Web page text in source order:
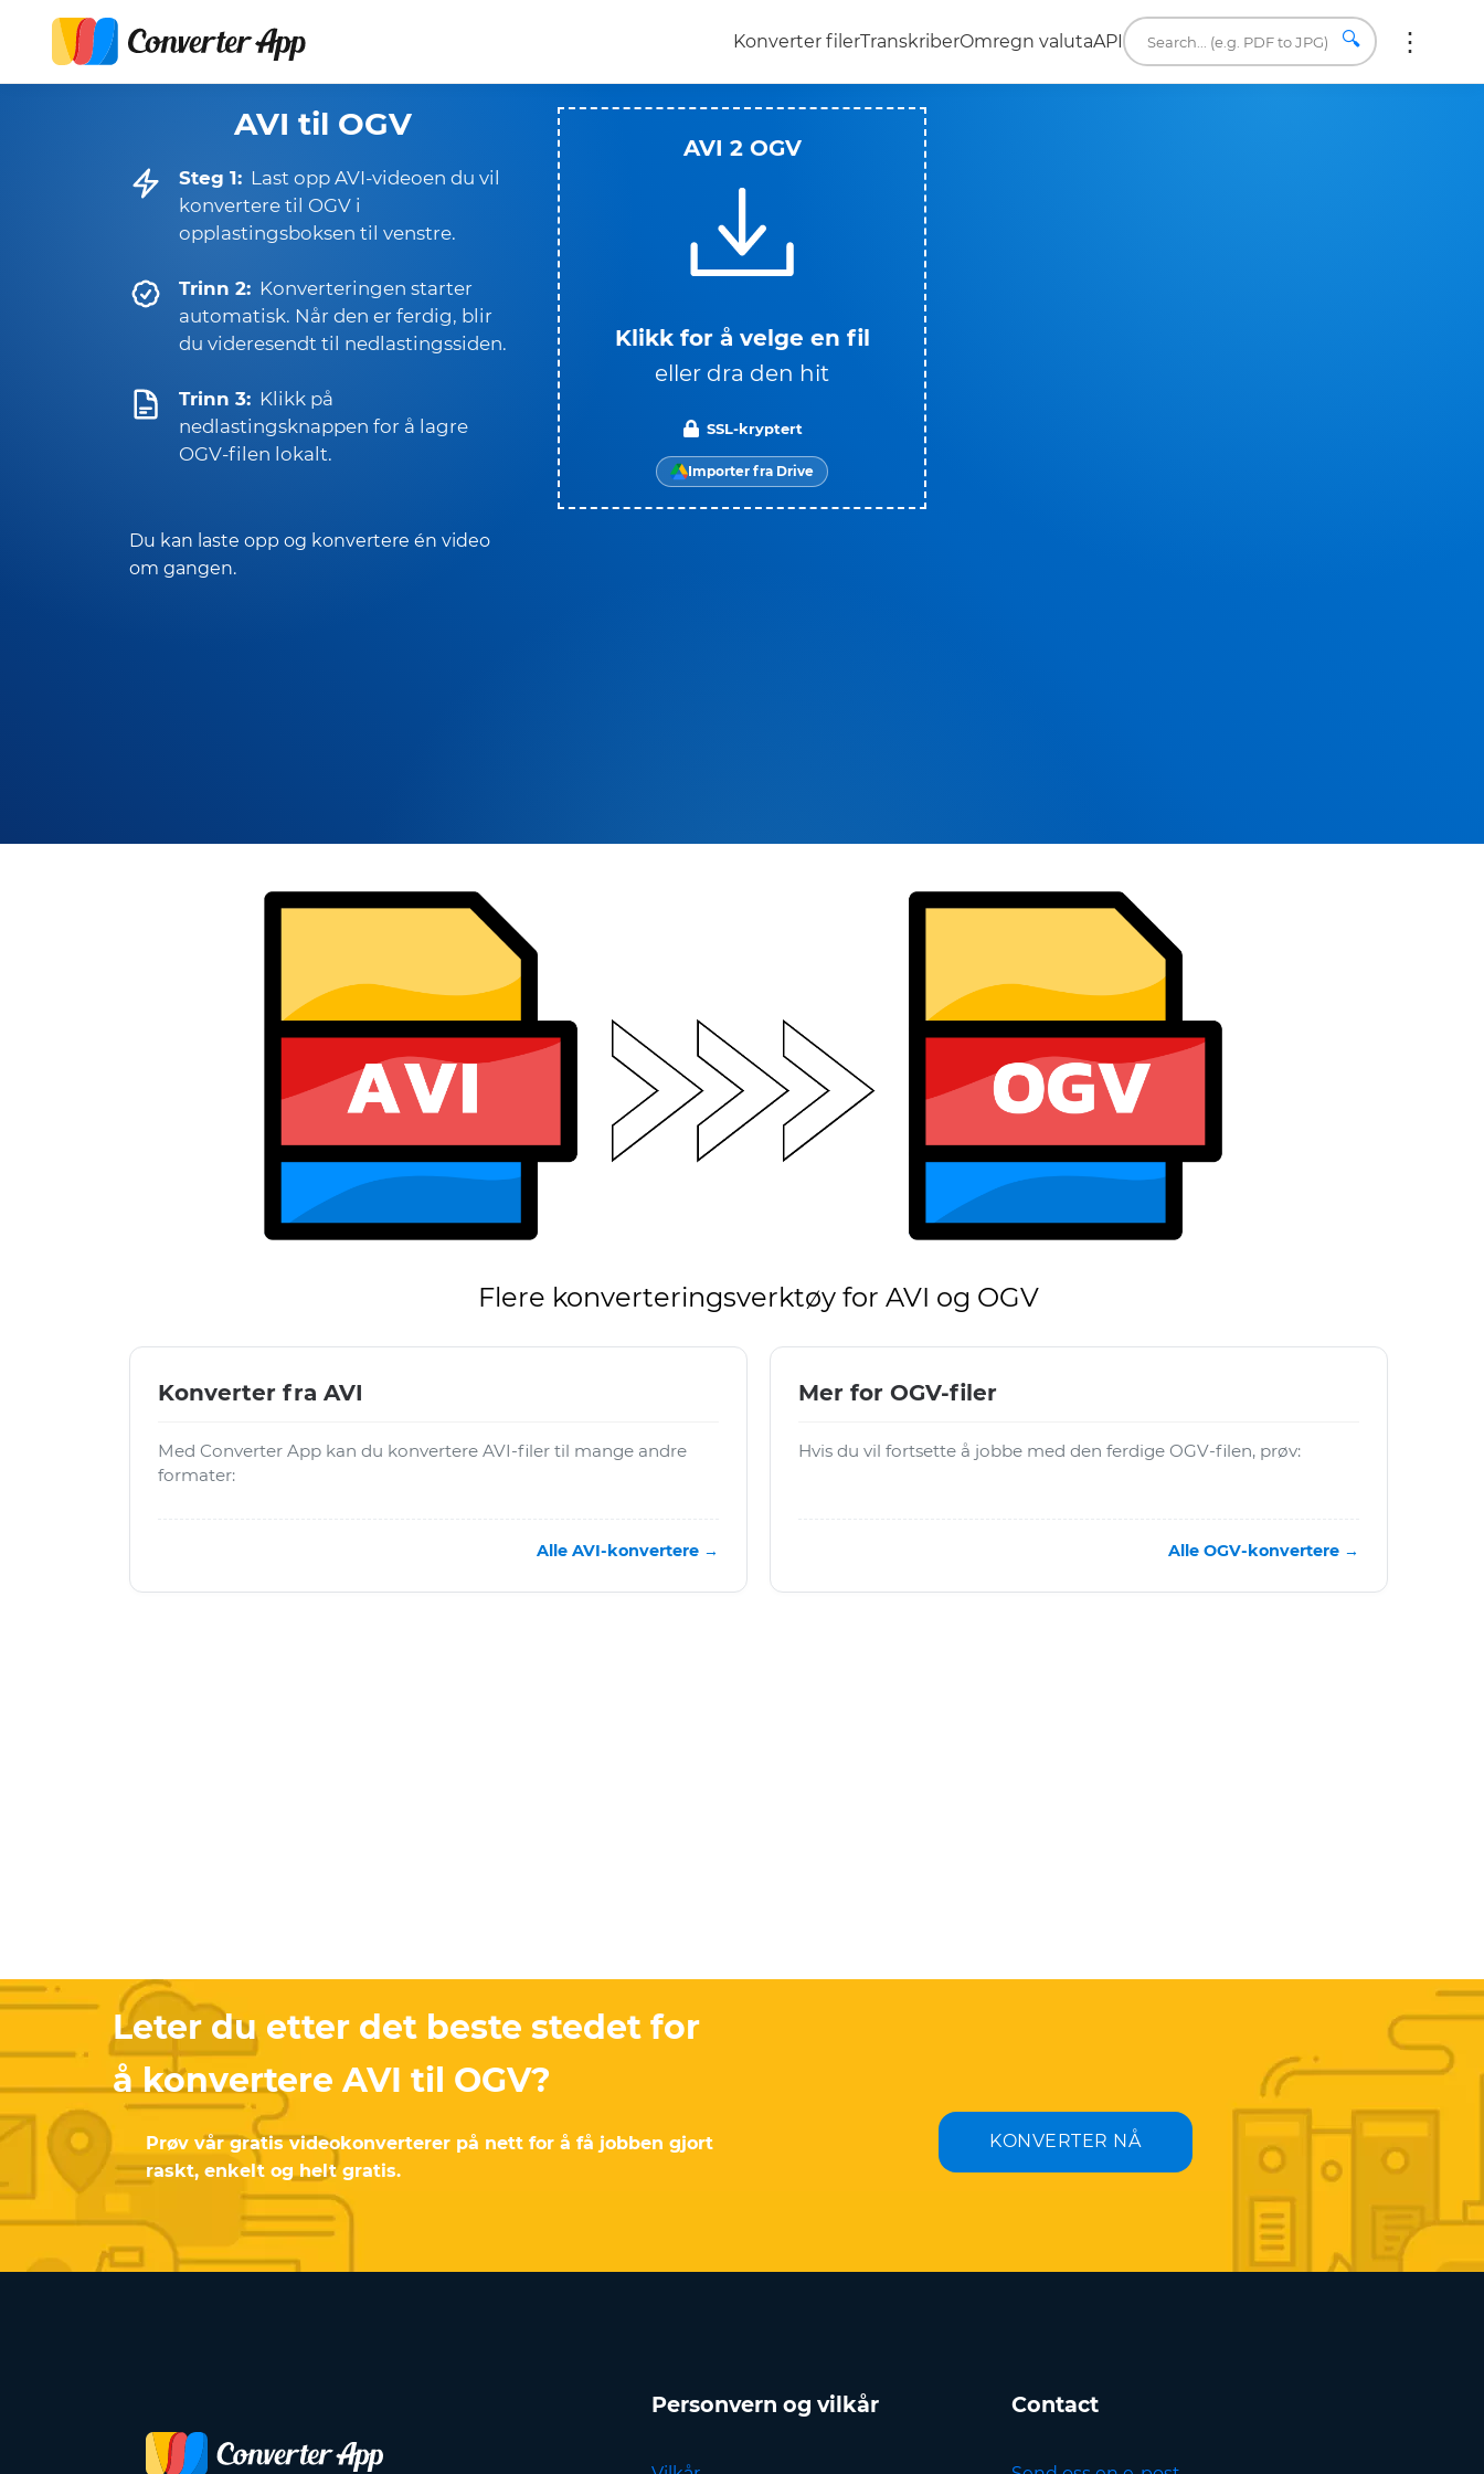
Konverter filerTranskriberOmregn valutaAPI 🔍
AVI til OGV
Steg 1: Last opp AVI-videoen du vil
konvertere til OGV i
opplastingsboksen til venstre.
Trinn 2: Konverteringen starter
automatisk. Når den er ferdig, blir
du videresendt til nedlastingssiden.
Trinn 3: Klikk på
nedlastingsknappen for å lagre
OGV-filen lokalt.
Du kan laste opp og konvertere én video
om gangen.
AVI 2 OGV
Klikk for å velge en fil
eller dra den hit
SSL-kryptert
Importer fra Drive
Flere konverteringsverktøy for AVI og OGV
Konverter fra AVI
Med Converter App kan du konvertere AVI-filer til mange andre
formater:
Alle AVI-konvertere →
Mer for OGV-filer
Hvis du vil fortsette å jobbe med den ferdige OGV-filen, prøv:
Alle OGV-konvertere →
Leter du etter det beste stedet for
å konvertere AVI til OGV?
Prøv vår gratis videokonverterer på nett for å få jobben gjort
raskt, enkelt og helt gratis.
KONVERTER NÅ
Personvern og vilkår Contact